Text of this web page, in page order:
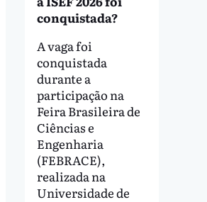
conquistada?
A vaga foi
conquistada
durante a
participação na
Feira Brasileira de
Ciências e
Engenharia
(FEBRACE),
realizada na
Universidade de